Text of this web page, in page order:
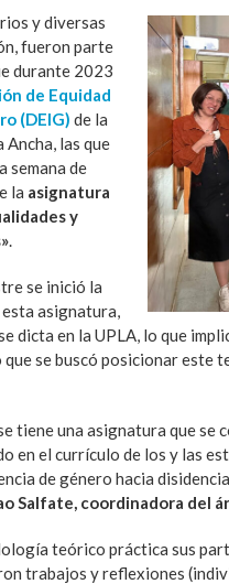
y diversas
fueron parte
durante 2023
de Equidad
(DEIG) de la
las que
semana de
la asignatura
y
.
se inició la
asignatura,
dicta en la UPLA, lo que
se buscó posicionar este
tiene una asignatura que
en el currículo de los y las
de género hacia
Salfate, coordinadora del
teórico práctica sus
trabajos y reflexiones